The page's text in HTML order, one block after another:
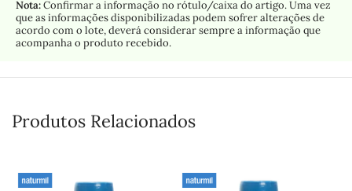
Nota:Confirmar a informação no rótulo/caixa do artigo. Uma vez
que as informações disponibilizadas podem sofrer alterações de
acordo com o lote, deverá considerar sempre a informação que
acompanha o produto recebido.
Produtos Relacionados